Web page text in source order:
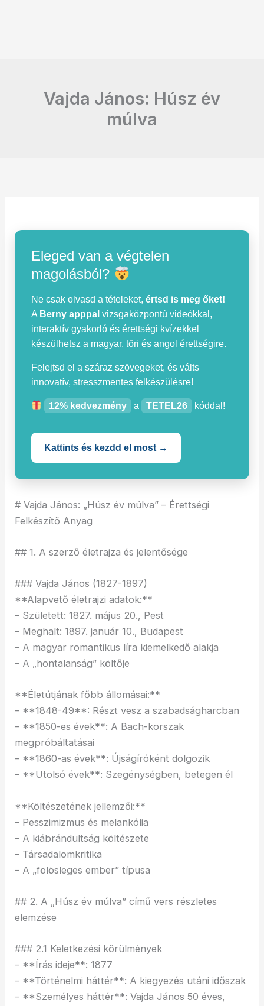
Vajda János: Húsz év
múlva
Eleged van a végtelen
magolásból?
Ne csak olvasd a tételeket,értsd is meg őket!
A Berny apppal vizsgaközpontú videókkal,
interaktív gyakorló és érettségi kvízekkel
készülhetsz a magyar, töri és angol érettségire.
Felejtsd el a száraz szövegeket, és válts
innovatív, stresszmentes felkészülésre!
12% kedvezmény a TETEL26 kóddal!
Kattints és kezdd el most →
# Vajda János: „Húsz év múlva” – Érettségi
Felkészítő Anyag
## 1. A szerző életrajza és jelentősége
### Vajda János (1827-1897)
**Alapvető életrajzi adatok:**
– Született: 1827. május 20., Pest
– Meghalt: 1897. január 10., Budapest
– A magyar romantikus líra kiemelkedő alakja
– A „hontalanság” költője
**Életútjának főbb állomásai:**
– **1848-49**: Részt vesz a szabadságharcban
– **1850-es évek**: A Bach-korszak
megpróbáltatásai
– **1860-as évek**: Újságíróként dolgozik
– **Utolsó évek**: Szegénységben, betegen él
**Költészetének jellemzői:**
– Pesszimizmus és melankólia
– A kiábrándultság költészete
– Társadalomkritika
– A „fölösleges ember” típusa
## 2. A „Húsz év múlva” című vers részletes
elemzése
### 2.1 Keletkezési körülmények
– **Írás ideje**: 1877
– **Történelmi háttér**: A kiegyezés utáni időszak
– **Személyes háttér**: Vajda János 50 éves,